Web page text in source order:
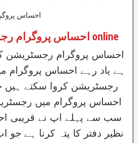
احساس پروگرام رجسٹریشن فارم online
احساس پروگرام رجسٹریشن
ہے یاد رہے احساس
رجسٹریشن کروا سکتے ہیں
احساس پروگرام میں
سب سے پہلے اپ نے قریبی
نظیر دفتر کا پتہ کرنا ہے